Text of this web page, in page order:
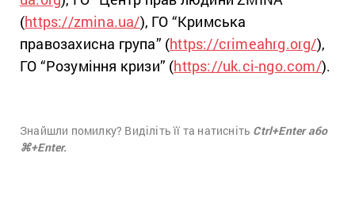
(https://zmina.ua/), ГО “Кримська
правозахисна група” (https://crimeahrg.org/),
ГО “Розуміння кризи” (https://uk.ci-ngo.com/).
Знайшли помилку? Виділіть її та натисніть Ctrl+Enter або
⌘+Enter.